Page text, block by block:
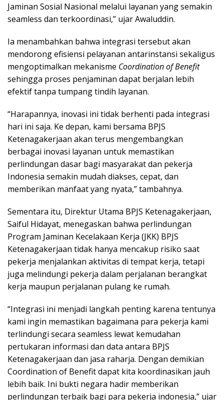
Jaminan Sosial Nasional melalui layanan yang semakin
seamless dan terkoordinasi,” ujar Awaluddin.
Ia menambahkan bahwa integrasi tersebut akan
mendorong efisiensi pelayanan antarinstansi sekaligus
mengoptimalkan mekanisme Coordination of Benefit
sehingga proses penjaminan dapat berjalan lebih
efektif tanpa tumpang tindih layanan.
“Harapannya, inovasi ini tidak berhenti pada integrasi
hari ini saja. Ke depan, kami bersama BPJS
Ketenagakerjaan akan terus mengembangkan
berbagai inovasi layanan untuk memastikan
perlindungan dasar bagi masyarakat dan pekerja
Indonesia semakin mudah diakses, cepat, dan
memberikan manfaat yang nyata,” tambahnya.
Sementara itu, Direktur Utama BPJS Ketenagakerjaan,
Saiful Hidayat, menegaskan bahwa perlindungan
Program Jaminan Kecelakaan Kerja (JKK) BPJS
Ketenagakerjaan tidak hanya mencakup risiko saat
pekerja menjalankan aktivitas di tempat kerja, tetapi
juga melindungi pekerja dalam perjalanan berangkat
kerja maupun perjalanan pulang ke rumah.
“Integrasi ini menjadi langkah penting karena tentunya
kami ingin memastikan bagaimana para pekerja kami
terlindungi secara seamless lewat kemudahan
pertukaran informasi dan data antara BPJS
Ketenagakerjaan dan jasa raharja. Dengan demikian
Coordination of Benefit dapat kita koordinasikan jauh
lebih baik. Ini bukti negara hadir memberikan
perlindungan terbaik bagi para pekerja indonesia,” ujar